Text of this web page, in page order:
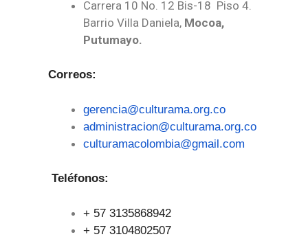
Carrera 10 No. 12 Bis-18 Piso 4.
Barrio Villa Daniela, Mocoa,
Putumayo.
Correos:
gerencia@culturama.org.co
administracion@culturama.org.co
culturamacolombia@gmail.com
Teléfonos:
+ 57 3135868942
+ 57 3104802507